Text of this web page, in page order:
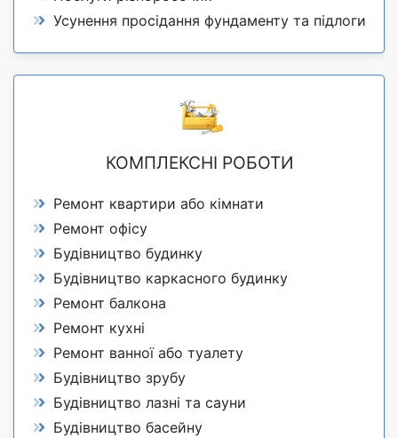
Усунення просідання фундаменту та підлоги
КОМПЛЕКСНІ РОБОТИ
Ремонт квартири або кімнати
Ремонт офісу
Будівництво будинку
Будівництво каркасного будинку
Ремонт балкона
Ремонт кухні
Ремонт ванної або туалету
Будівництво зрубу
Будівництво лазні та сауни
Будівництво басейну